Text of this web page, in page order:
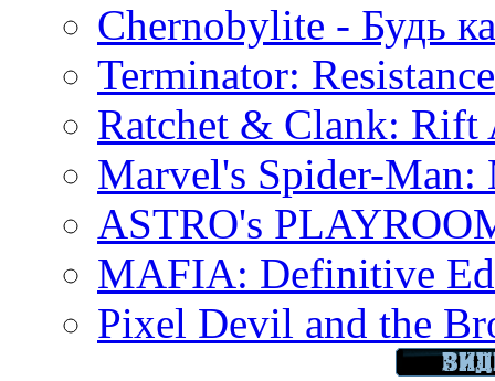
Chernobylite - Будь
Terminator:
Ratchet & Clank: Rift
Marvel's Spider-Man:
ASTRO's
MAFIA: Definitive
Pixel Devil and the